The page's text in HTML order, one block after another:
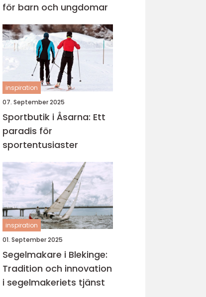
för barn och ungdomar
inspiration
07. September 2025
Sportbutik i Åsarna: Ett
paradis för
sportentusiaster
inspiration
01. September 2025
Segelmakare i Blekinge:
Tradition och innovation
i segelmakeriets tjänst